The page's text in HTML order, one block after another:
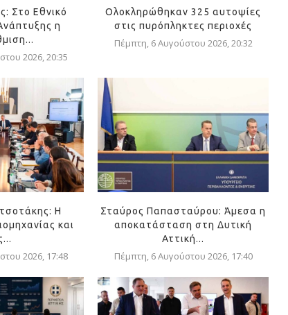
Στο Εθνικό
η
2026, 20:35
Ολοκληρώθηκαν 325 αυτοψίες
στις πυρόπληκτες περιοχές
Πέμπτη, 6 Αυγούστου 2026, 20:32
Η
και
2026, 17:48
Σταύρος Παπασταύρου: Άμεσα η
αποκατάσταση στη Δυτική
Αττική...
Πέμπτη, 6 Αυγούστου 2026, 17:40